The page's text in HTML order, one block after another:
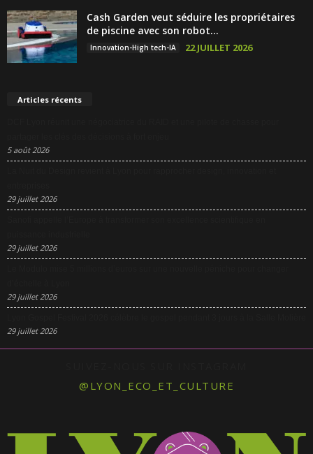
Cash Garden veut séduire les propriétaires
de piscine avec son robot...
Innovation-High tech-IA 22 JUILLET 2026
Articles récents
5 août 2026
29 juillet 2026
29 juillet 2026
29 juillet 2026
29 juillet 2026
@LYON_ECO_ET_CULTURE